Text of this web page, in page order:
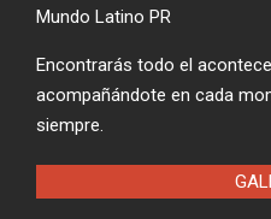
Mundo Latino PR
Encontrarás todo el
acompañándote en cada
siempre.